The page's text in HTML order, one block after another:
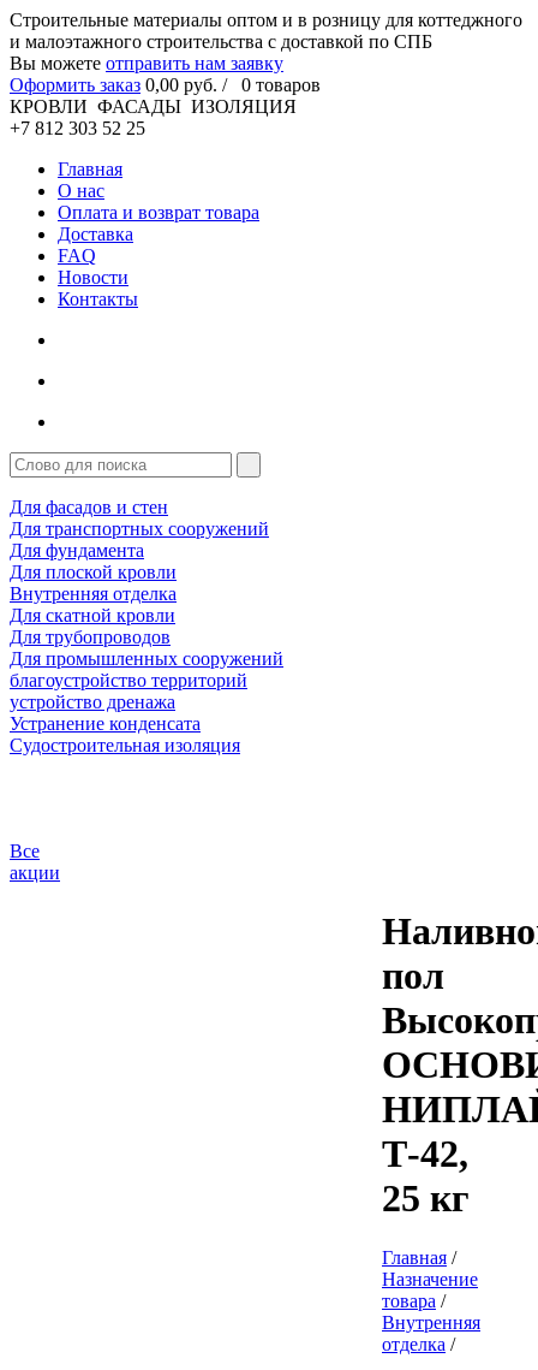
Cтроительные материалы оптом и в розницу для коттеджного
и малоэтажного строительства с доставкой по СПБ
Вы можете отправить нам заявку
Оформить заказ 0,00 руб. / 0 товаров
КРОВЛИ ФАСАДЫ ИЗОЛЯЦИЯ
+7 812 303 52 25
Главная
О нас
Оплата и возврат товара
Доставка
FAQ
Новости
Контакты
Для фасадов и стен
Для транспортных сооружений
Для фундамента
Для плоской кровли
Внутренняя отделка
Для скатной кровли
Для трубопроводов
Для промышленных сооружений
благоустройство территорий
устройство дренажа
Устранение конденсата
Судостроительная изоляция
Все
акции
пол
Т-42,
25 кг
Главная /
Назначение
товара /
Внутренняя
отделка /